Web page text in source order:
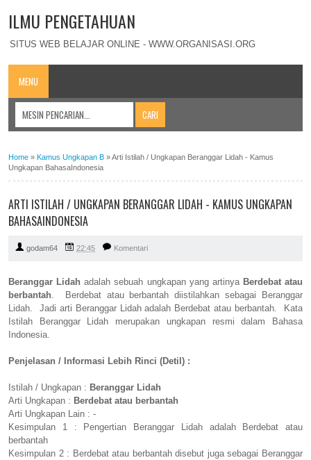
ILMU PENGETAHUAN
SITUS WEB BELAJAR ONLINE - WWW.ORGANISASI.ORG
MENU
Home » Kamus Ungkapan B »Arti Istilah / Ungkapan Beranggar Lidah - Kamus
Ungkapan BahasaIndonesia
ARTI ISTILAH / UNGKAPAN BERANGGAR LIDAH - KAMUS UNGKAPAN
BAHASAINDONESIA
godam64 22:45 Komentari
Beranggar Lidah adalah sebuah ungkapan yang artinya Berdebat atau
berbantah. Berdebat atau berbantah diistilahkan sebagai Beranggar
Lidah. Jadi arti Beranggar Lidah adalah Berdebat atau berbantah. Kata
Istilah Beranggar Lidah merupakan ungkapan resmi dalam Bahasa
Indonesia.
Penjelasan / Informasi Lebih Rinci (Detil) :
Istilah / Ungkapan : Beranggar Lidah
Arti Ungkapan : Berdebat atau berbantah
Arti Ungkapan Lain : -
Kesimpulan 1 : Pengertian Beranggar Lidah adalah Berdebat atau
berbantah
Kesimpulan 2 : Berdebat atau berbantah disebut juga sebagai Beranggar